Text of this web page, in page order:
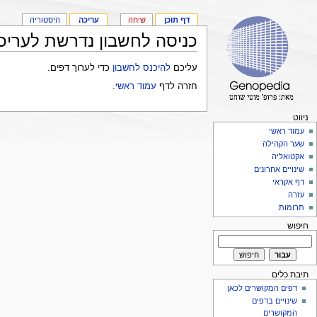
כניסה לחשבון נדרשת
עליכם להיכנס לחשבון כדי לערוך דפים.
חזרה לדף עמוד ראשי
דף תוכן שיחה עריכה היסטוריה
ניווט
עמוד ראשי
שער הקהילה
אקטואליה
שינויים אחרונים
דף אקראי
עזרה
תרומות
חיפוש
תיבת כלים
דפים המקושרים לכאן
שינויים בדפים
המקושרים